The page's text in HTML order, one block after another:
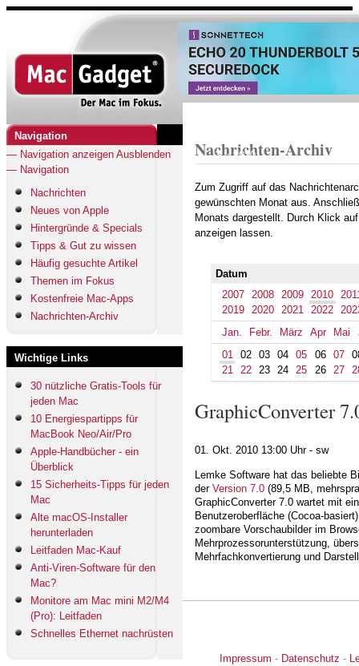
Direkt
Navigation
— Navigation anzeigen Ausblenden
— Navigation
Nachrichten
Neues von Apple
Hintergründe & Specials
Tipps & Gut zu wissen
Häufig gesuchte Artikel
Themen im Fokus
Kostenfreie Mac-Apps
Nachrichten-Archiv
Wichtige Links
30 nützliche Gratis-Tools für
jeden Mac
10 Energiespartipps für
MacBook Neo/Air/Pro
Apple-Handbücher - ein
Überblick
15 Sicherheits-Tipps für jeden
Mac
Alte macOS-Installer
herunterladen
Leitfaden Mac-Kauf
Anti-Viren-Software für den
Mac?
Monitore am Mac mini M2/M4
(Pro): Leitfaden
Schnelles Ethernet nachrüsten
Pfadnavigation
2010
Nachrichten-Archiv
Zum Zugriff auf das
gewünschten Monat aus.
Monats dargestellt. Durch Klick
anzeigen lassen.
Datum
2007
2008 2009 2010
2019
2020 2021 2022
Jan.
Febr. März Apr Mai
01
02 03 04 05 06 07
21
22 23 24 25 26 27
GraphicConverter
01. Okt. 2010 13:00 Uhr - sw
Lemke Software hat das beliebte
der Version 7.0 (89,5 MB,
GraphicConverter 7.0 wartet mit
Benutzeroberfläche (Cocoa-
zoombare Vorschaubilder im
Mehrprozessorunterstützung,
Mehrfachkonvertierung und
Impressum - Datenschutz -